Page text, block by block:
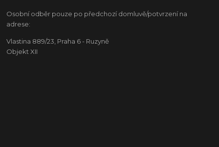
Osobní odběr pouze po předchozí domluvě/potvrzení na
adrese:
Vlastina 889/23, Praha 6 - Ruzyně
Objekt XII